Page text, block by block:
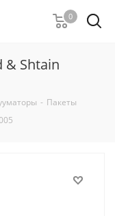
0
& Shtain
- Пакеты